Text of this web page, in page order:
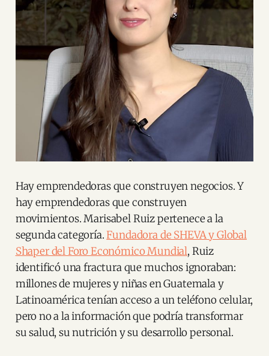
Hay emprendedoras que construyen negocios. Y
hay emprendedoras que construyen
movimientos. Marisabel Ruiz pertenece a la
segunda categoría.Fundadora de SHEVA y Global
Shaper del Foro Económico Mundial, Ruiz
identificó una fractura que muchos ignoraban:
millones de mujeres y niñas en Guatemala y
Latinoamérica tenían acceso a un teléfono celular,
pero no a la información que podría transformar
su salud, su nutrición y su desarrollo personal.